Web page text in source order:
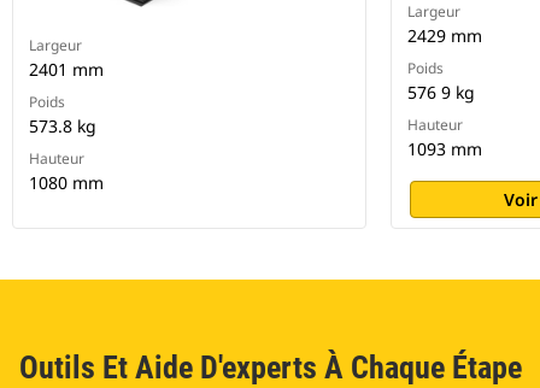
Largeur
2401 mm
Poids
573.8 kg
Hauteur
1080 mm
Largeur
2429 mm
Poids
576 9 kg
Hauteur
1093 mm
Outils Et Aide D'experts À Chaque Étape